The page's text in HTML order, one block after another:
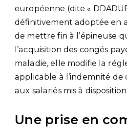
européenne (dite «
définitivement adoptée en
de mettre fin à l’épineuse
l’acquisition des congés
maladie, elle modifie la
applicable à l’indemnité de
aux salariés mis à
Une prise en